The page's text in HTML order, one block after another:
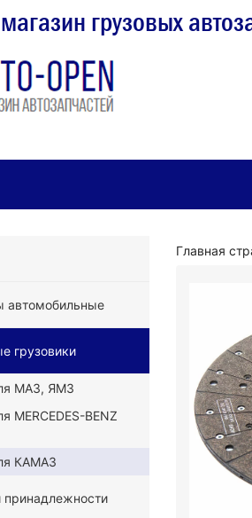
грузовых
автомобильные
грузовики
МАЗ, ЯМЗ
MERCEDES-BENZ
КАМАЗ
принадлежности
Главная